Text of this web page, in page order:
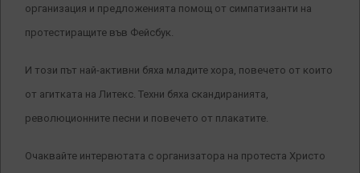
организация и предложенията помощ от симпатизанти на
протестиращите във Фейсбук.
И този път най-активни бяха младите хора, повечето от които
от агитката на Литекс. Техни бяха скандиранията,
революционните песни и повечето от плакатите.
Очаквайте интервютата с организатора на протеста Христо